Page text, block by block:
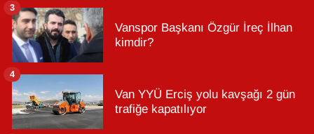
Vanspor Başkanı Özgür İreç İlhan
kimdir?
3
Van YYÜ Erciş yolu kavşağı 2 gün
trafiğe kapatılıyor
4